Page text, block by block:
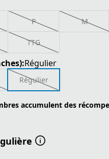
P M
TTG
Régulier
Régulier
accumulent des